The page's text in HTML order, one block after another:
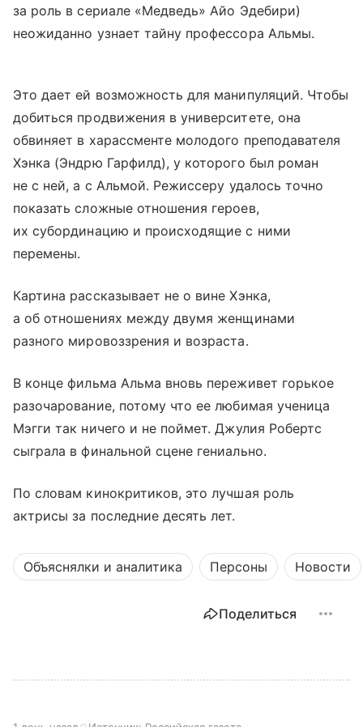
за роль в сериале «Медведь» Айо Эдебири)
неожиданно узнает тайну профессора Альмы.
Это дает ей возможность для манипуляций. Чтобы
добиться продвижения в университете, она
обвиняет в харассменте молодого преподавателя
Хэнка (Эндрю Гарфилд), у которого был роман
не с ней, а с Альмой. Режиссеру удалось точно
показать сложные отношения героев,
их субординацию и происходящие с ними
перемены.
Картина рассказывает не о вине Хэнка,
а об отношениях между двумя женщинами
разного мировоззрения и возраста.
В конце фильма Альма вновь переживет горькое
разочарование, потому что ее любимая ученица
Мэгги так ничего и не поймет. Джулия Робертс
сыграла в финальной сцене гениально.
По словам кинокритиков, это лучшая роль
актрисы за последние десять лет.
Объяснялки и аналитика Персоны Новости
Поделиться